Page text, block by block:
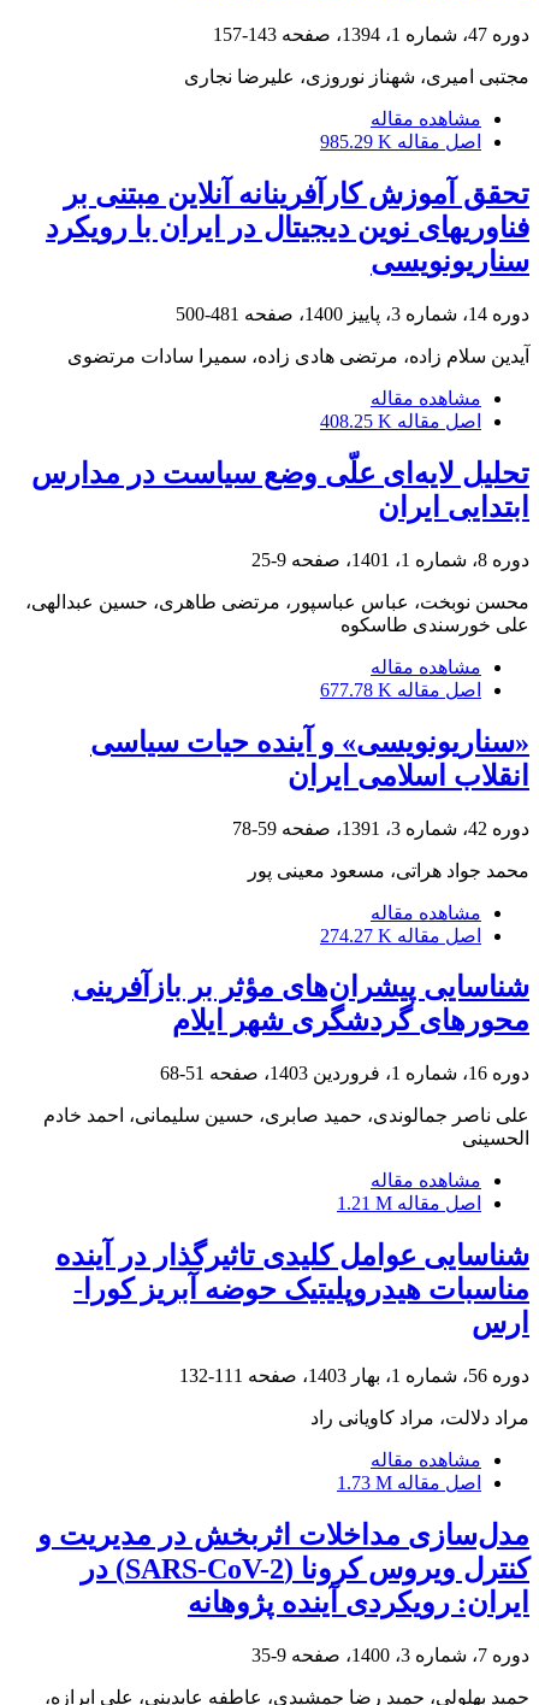
دوره 47، شماره 1، 1394، صفحه 143-157
مجتبی امیری، شهناز نوروزی، علیرضا نجاری
مشاهده مقاله
اصل مقاله 985.29 K
تحقق آموزش کارآفرینانه آنلاین مبتنی بر
فناوریهای نوین دیجیتال در ایران با رویکرد
سناریونویسی
دوره 14، شماره 3، پاییز 1400، صفحه 481-500
آیدین سلام زاده، مرتضی هادی زاده، سمیرا سادات مرتضوی
مشاهده مقاله
اصل مقاله 408.25 K
تحلیل لایه‌ای علّی وضع سیاست در مدارس
ابتدایی ایران
دوره 8، شماره 1، 1401، صفحه 9-25
محسن نوبخت، عباس عباسپور، مرتضی طاهری، حسین عبدالهی،
علی خورسندی طاسکوه
مشاهده مقاله
اصل مقاله 677.78 K
«سناریونویسی» و آینده حیات سیاسی
انقلاب اسلامی ایران
دوره 42، شماره 3، 1391، صفحه 59-78
محمد جواد هراتی، مسعود معینی پور
مشاهده مقاله
اصل مقاله 274.27 K
شناسایی پیشران‌های مؤثر بر بازآفرینی
محورهای گردشگری شهر ایلام
دوره 16، شماره 1، فروردین 1403، صفحه 51-68
علی ناصر جمالوندی، حمید صابری، حسین سلیمانی، احمد خادم
الحسینی
مشاهده مقاله
اصل مقاله 1.21 M
شناسایی عوامل کلیدی تاثیرگذار در آینده
مناسبات هیدروپلیتیک حوضه آبریز کورا-
ارس
دوره 56، شماره 1، بهار 1403، صفحه 111-132
مراد دلالت، مراد کاویانی راد
مشاهده مقاله
اصل مقاله 1.73 M
مدل‌‌سازی مداخلات اثربخش در مدیریت و
کنترل ویروس کرونا (SARS-CoV-2) در
ایران: رویکردی آینده پژوهانه
دوره 7، شماره 3، 1400، صفحه 9-35
حمید بهلولی، حمید رضا جمشیدی، عاطفه عابدینی، علی ابرازه،